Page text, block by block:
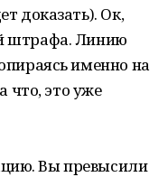
доказать). Ок,
штрафа. Линию
именно на
что, это уже
Вы превысили